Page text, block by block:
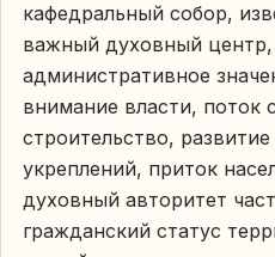
кафедральный собор,
важный духовный центр,
административное
внимание власти, поток
строительство,
укреплений, приток
духовный авторитет
гражданский статус